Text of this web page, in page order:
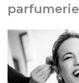
parfumerie